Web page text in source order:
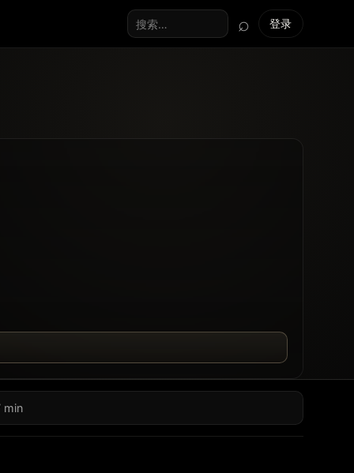
搜索全站
⌕ 登录
min